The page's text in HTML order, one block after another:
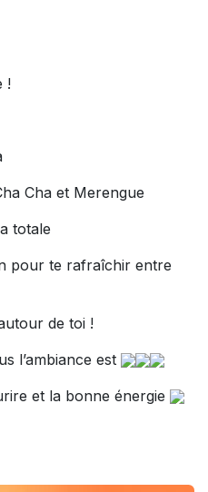
!
Cha et Merengue
totale
pour te rafraîchir entre
de toi !
l’ambiance est
et la bonne énergie